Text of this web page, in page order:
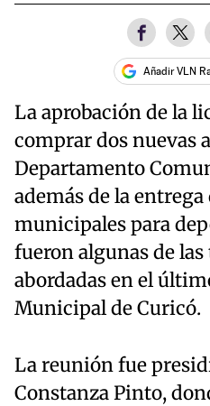
Añadir VLN
La aprobación de la
comprar dos nuevas
Departamento
además de la
municipales para
fueron algunas de
abordadas en el
Municipal de Curicó.
La reunión fue
Constanza Pinto,